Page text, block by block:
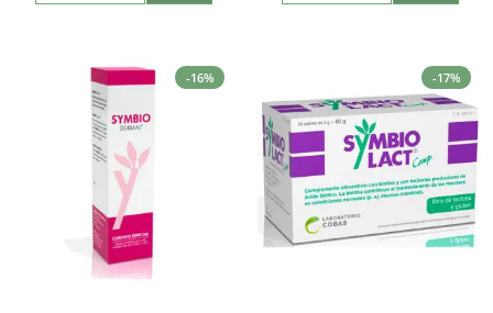
-16% -17%